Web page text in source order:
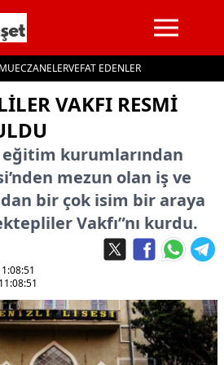
ECZANELERVEFAT EDENLER
VAKFI RESMI
eğitim kurumlarından
mezun olan iş ve
bir çok isim bir araya
Vakfı”nı kurdu.